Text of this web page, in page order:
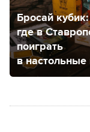
Бросай кубик:
где в
поиграть
в настольные